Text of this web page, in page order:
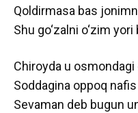
Qoldirmasa bas
Shu go‘zalni o‘zim yori
Chiroyda u osmondagi
Soddagina oppoq
Sevaman deb bugun